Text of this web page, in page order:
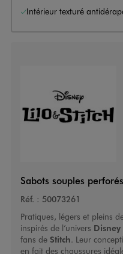
Intérieur texturé
Sabots souples
Réf. : 50073261
Pratiques, légers et pleins
inspirés de l’univers Disney
fans de Stitch. Leur
en fait des chaussures